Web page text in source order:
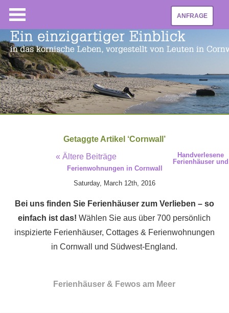
ANFRAGE
Getaggte Artikel ‘Cornwall’
« Ältere Beiträge
Handverlesene
Ferienhäuser und
Ferienwohnungen in Cornwall
Saturday, March 12th, 2016
Bei uns finden Sie Ferienhäuser zum Verlieben – so
einfach ist das!Wählen Sie aus über 700 persönlich
inspizierte Ferienhäuser, Cottages & Ferienwohnungen
in Cornwall und Südwest-England.
Ferienhäuser & Fewos am Meer